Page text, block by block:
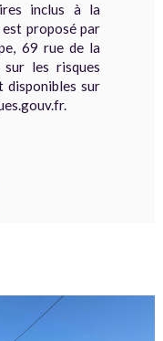
inclus à la
proposé par
69 rue de la
les risques
disponibles sur